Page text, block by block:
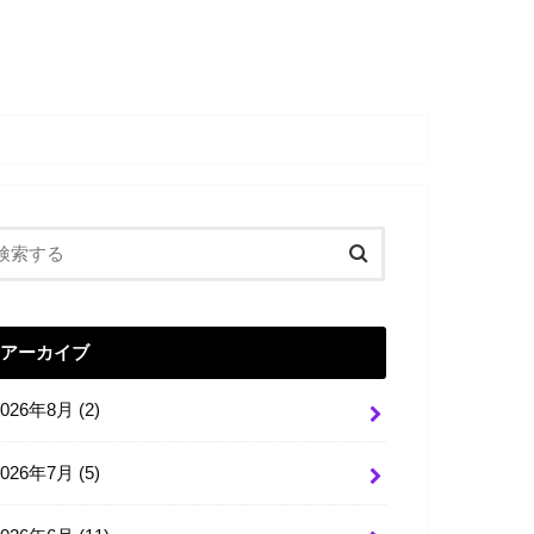
アーカイブ
年8月 (2)
年7月 (5)